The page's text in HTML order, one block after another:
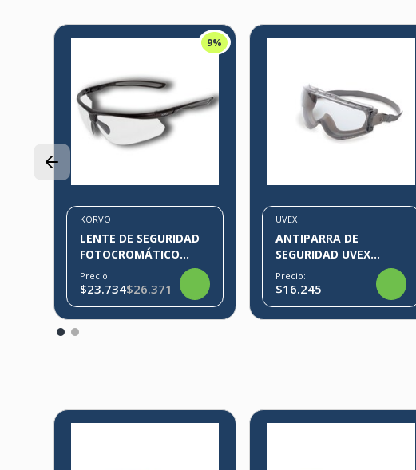
9%
KORVO
LENTE DE SEGURIDAD
FOTOCROMÁTICO
KORVO
Precio:
$23.734$26.371
UVEX
ANTIPARRA DE
SEGURIDAD UVEX
STEALTH
Precio:
$16.245